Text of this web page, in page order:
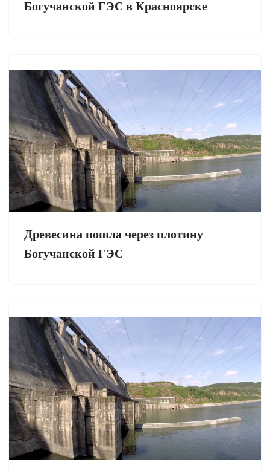
Богучанской ГЭС в Красноярске
Древесина пошла через плотину
Богучанской ГЭС